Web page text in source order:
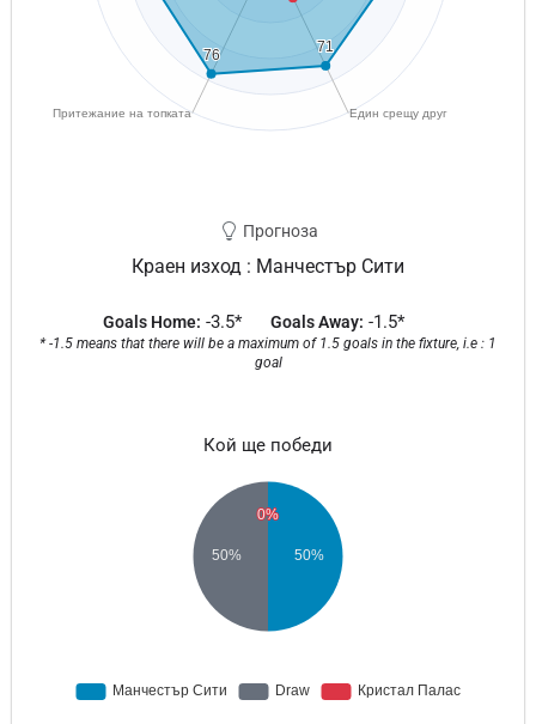
Прогноза
Краен изход : Манчестър Сити
Goals Home: -3.5* Goals Away: -1.5*
* -1.5 means that there will be a maximum of 1.5 goals in the fixture, i.e : 1
goal
Кой ще победи